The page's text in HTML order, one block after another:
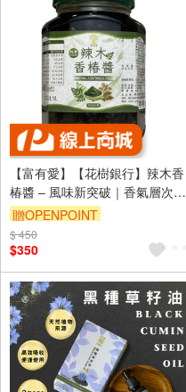
【富有愛】【花樹銀行】辣木香
椿醬 – 風味新突破｜香氣層次｜
營養豐富｜多變料理靈魂
贈OPENPOINT
$ 450
$350